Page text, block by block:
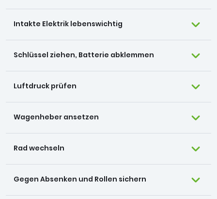
Intakte Elektrik lebenswichtig
Schlüssel ziehen, Batterie abklemmen
Luftdruck prüfen
Wagenheber ansetzen
Rad wechseln
Gegen Absenken und Rollen sichern